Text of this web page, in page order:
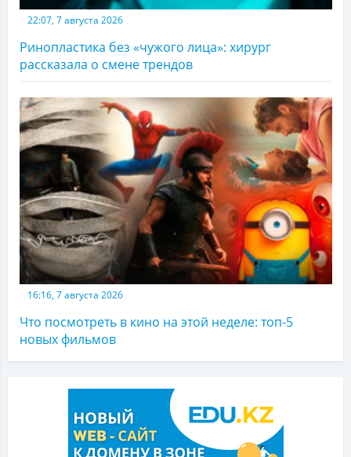
22:07, 7 августа 2026
Ринопластика без «чужого лица»: хирург
рассказала о смене трендов
16:16, 7 августа 2026
Что посмотреть в кино на этой неделе: топ-5
новых фильмов